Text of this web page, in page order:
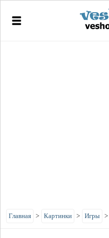
Главная > Картинки > Игры >